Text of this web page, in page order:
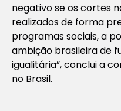
negativo se os cortes
realizados de forma
programas sociais, a
ambição brasileira de
igualitária”, conclui a
no Brasil.